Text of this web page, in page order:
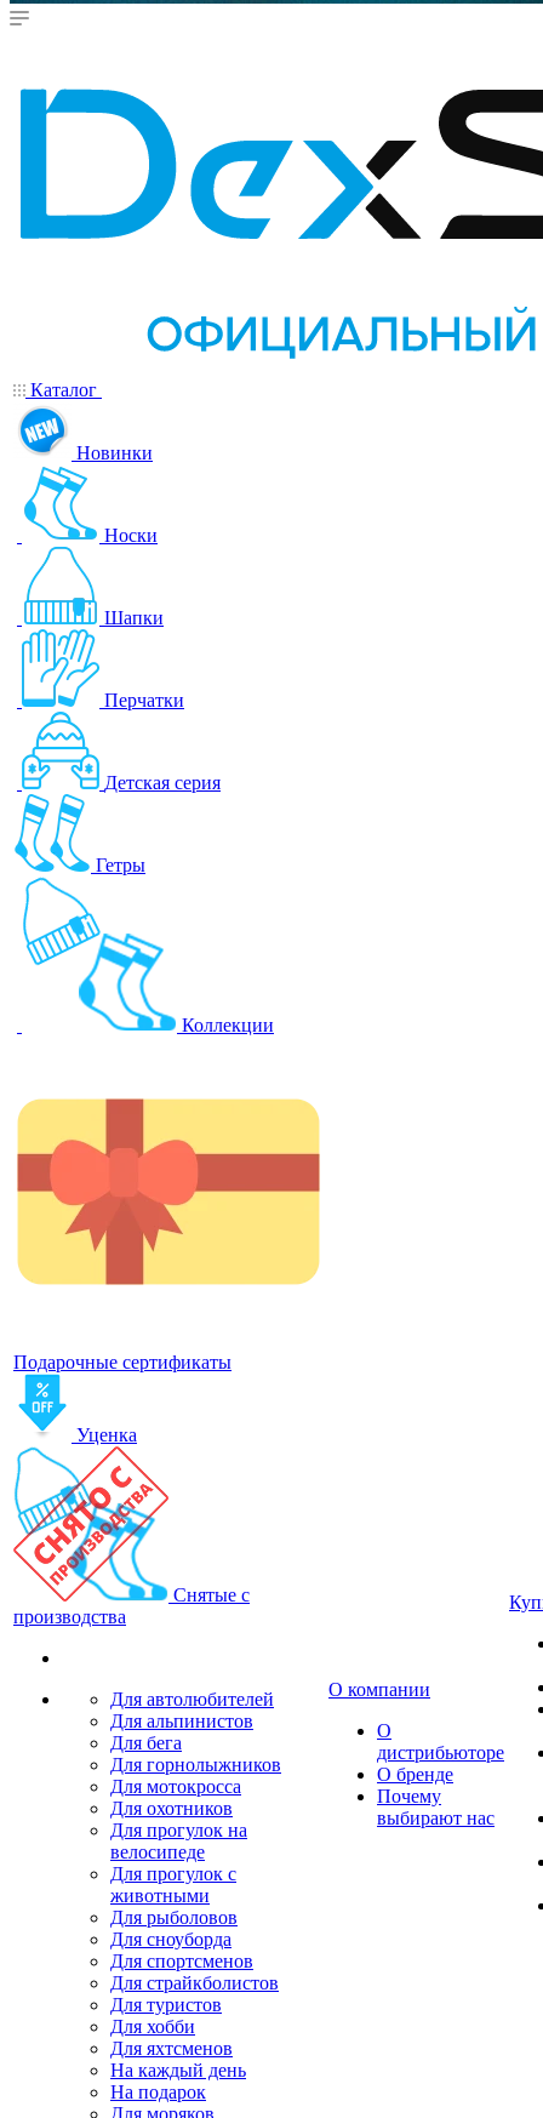
Каталог
Новинки
Носки
Шапки
Перчатки
Детская серия
Гетры
Коллекции
Подарочные сертификаты
Уценка
Снятые с
производства
Для автолюбителей
Для альпинистов
Для бега
Для горнолыжников
Для мотокросса
Для охотников
Для прогулок на
велосипеде
Для прогулок с
животными
Для рыболовов
Для сноуборда
Для спортсменов
Для страйкболистов
Для туристов
Для хобби
Для яхтсменов
На каждый день
На подарок
Для моряков
О компании
О
дистрибьюторе
О бренде
Почему
выбирают нас